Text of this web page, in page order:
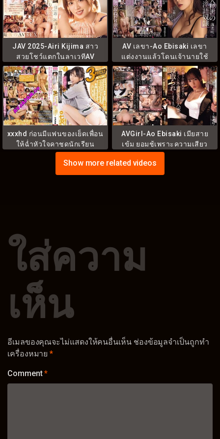
JAV 2025-Airi Kijima สาว
สวยโชว์แตกในลาเวทีAV
IPZZ-621
AV เลขา-Ao Ebisaki เลขา
แต่งงานแล้วโดนเจ้านายใช้
ควยคุม ATID-640
xxxhd ก่อนมีแฟนของเย็ดเพื่อน
ให้ฉ่ำหัวใจคาชุดนักเรียน
MIDV-787
AVGirl-Ao Ebisaki เมียสาย
เข้ม ยอมชู้เพราะความเสียว
ADN-714
Show more related videos
ใส่ความ
เห็น
อีเมลของคุณจะไม่แสดงให้คนอื่นเห็น ช่องข้อมูลจำเป็นถูกทำ
เครื่องหมาย*
Comment*